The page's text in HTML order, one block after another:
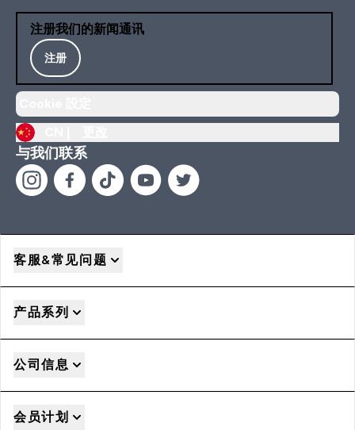
注册我们的新闻通讯
注册
与我们联系
客服&常见问题
产品系列
公司信息
会员计划